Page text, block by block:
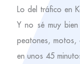
Lo del tráfico en
Y no sé muy
peatones, motos,
en unos 45